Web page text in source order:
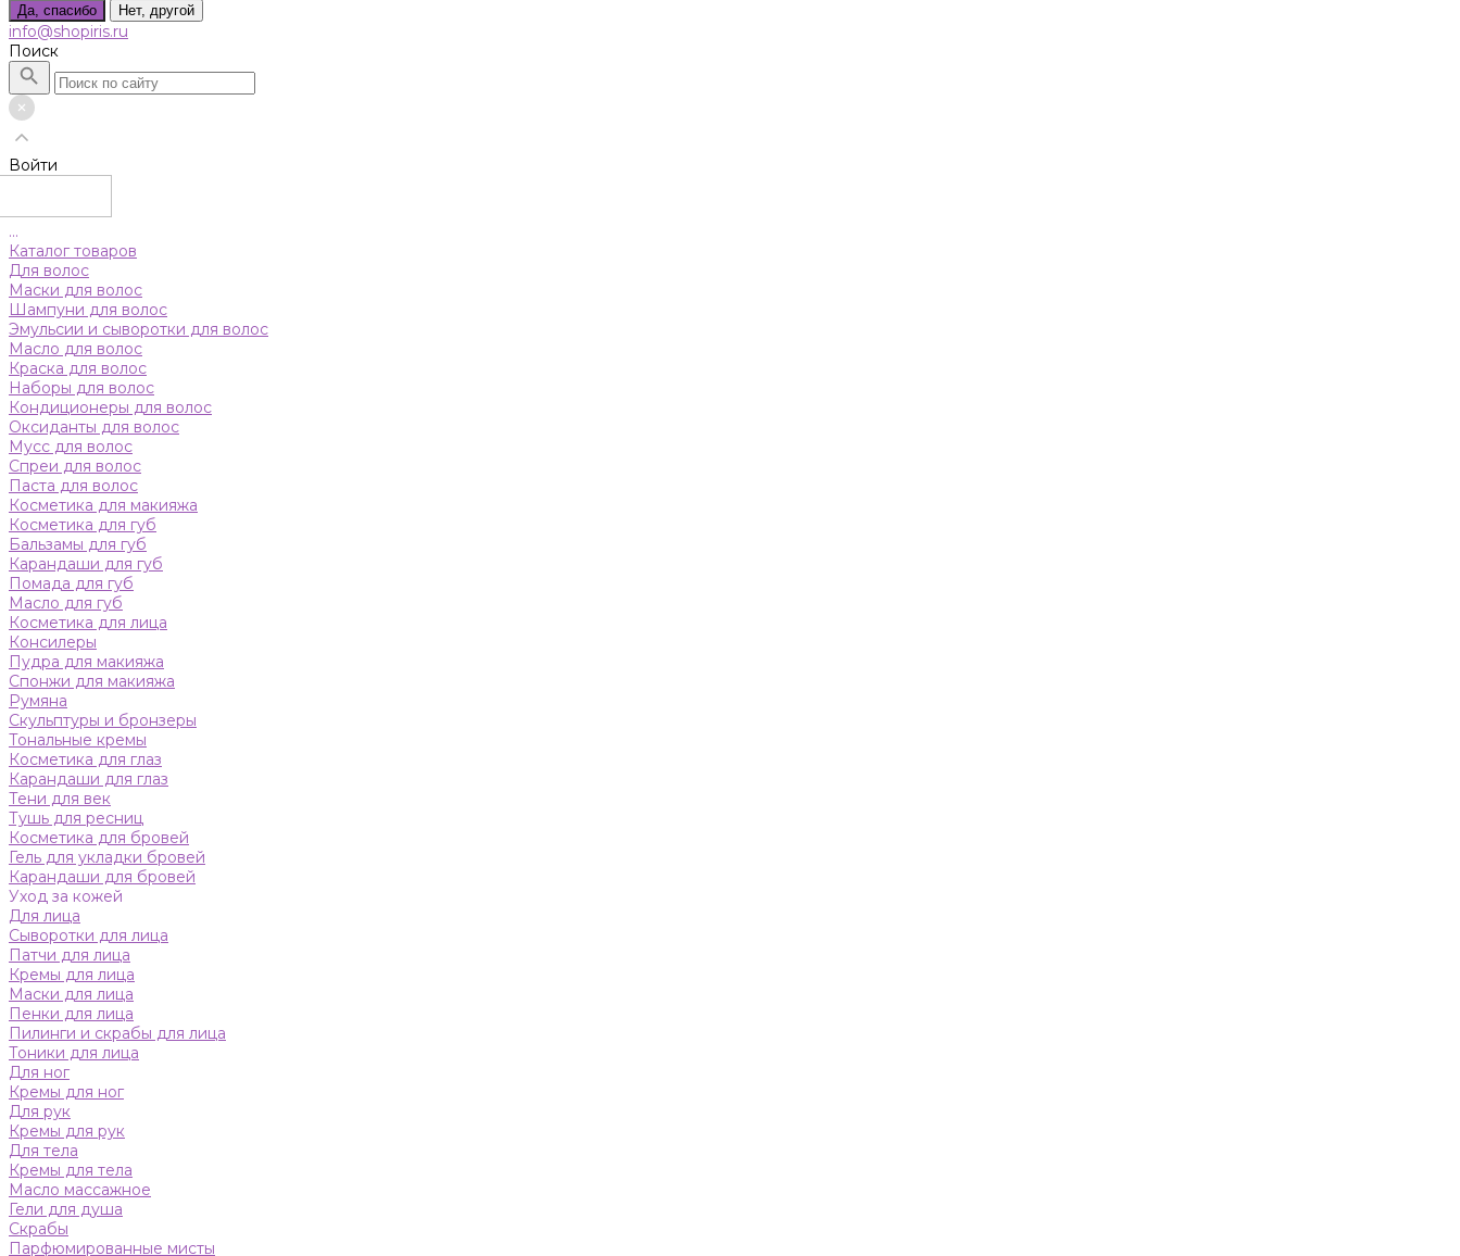
Да, спасибо Нет, другой
info@shopiris.ru
Поиск
Войти
...
Каталог товаров
Для волос
Маски для волос
Шампуни для волос
Эмульсии и сыворотки для волос
Масло для волос
Краска для волос
Наборы для волос
Кондиционеры для волос
Оксиданты для волос
Мусс для волос
Спреи для волос
Паста для волос
Косметика для макияжа
Косметика для губ
Бальзамы для губ
Карандаши для губ
Помада для губ
Масло для губ
Косметика для лица
Консилеры
Пудра для макияжа
Спонжи для макияжа
Румяна
Скульптуры и бронзеры
Тональные кремы
Косметика для глаз
Карандаши для глаз
Тени для век
Тушь для ресниц
Косметика для бровей
Гель для укладки бровей
Карандаши для бровей
Уход за кожей
Для лица
Сыворотки для лица
Патчи для лица
Кремы для лица
Маски для лица
Пенки для лица
Пилинги и скрабы для лица
Тоники для лица
Для ног
Кремы для ног
Для рук
Кремы для рук
Для тела
Кремы для тела
Масло массажное
Гели для душа
Скрабы
Парфюмированные мисты